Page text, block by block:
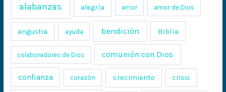
alabanzas alegría amor amor de Dios
angustia ayuda bendición Biblia
colaboradores de Dios comunión con Dios
confianza corazón crecimiento crisis